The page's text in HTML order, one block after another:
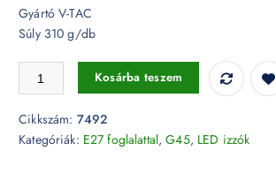
Gyártó V-TAC
Súly 310 g/db
5,5W LED izzó CRI>95 E27 G45 4000K - 7492
Kosárba teszem
Cikkszám: 7492
Kategóriák: E27 foglalattal,G45, LED izzók